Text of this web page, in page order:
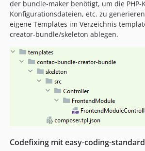
der bundle-maker benötigt, um die PHP-
Konfigurationsdateien, etc. zu
eigene Templates im Verzeichnis
creator-bundle/skeleton ablegen.
Codefixing mit easy-coding-standard